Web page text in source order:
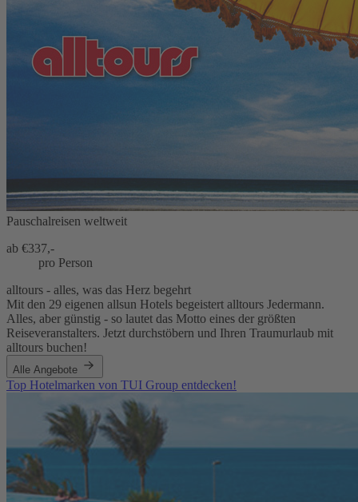
Pauschalreisen weltweit
ab €337,-
pro Person
alltours - alles, was das Herz begehrt
Mit den 29 eigenen allsun Hotels begeistert alltours Jedermann.
Alles, aber günstig - so lautet das Motto eines der größten
Reiseveranstalters. Jetzt durchstöbern und Ihren Traumurlaub mit
alltours buchen!
Alle Angebote
Top Hotelmarken von TUI Group entdecken!